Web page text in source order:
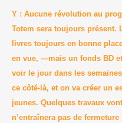
Y : Aucune révolution au
Totem sera toujours présent.
livres toujours en bonne
en vue, —mais un fonds BD
voir le jour dans les
ce côté-là, et on va créer un
jeunes. Quelques travaux
n’entraînera pas de fermeture